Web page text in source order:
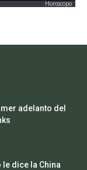
Horoscopo
adelanto del
dice la China